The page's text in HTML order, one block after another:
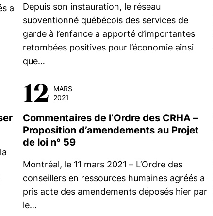
a
Depuis son instauration, le réseau
subventionné québécois des services de
garde à l’enfance a apporté d’importantes
retombées positives pour l’économie ainsi
que…
12
MARS
2021
Commentaires de l’Ordre des CRHA –
Proposition d’amendements au Projet
de loi n° 59
Montréal, le 11 mars 2021 – L’Ordre des
conseillers en ressources humaines agréés a
pris acte des amendements déposés hier par
le…